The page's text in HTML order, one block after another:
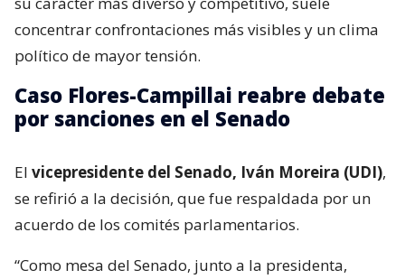
concentrar confrontaciones más visibles y un clima
político de mayor tensión.
Caso Flores-Campillai reabre debate
por sanciones en el Senado
El vicepresidente del Senado, Iván Moreira (UDI),
se refirió a la decisión, que fue respaldada por un
acuerdo de los comités parlamentarios.
“Como mesa del Senado, junto a la presidenta,